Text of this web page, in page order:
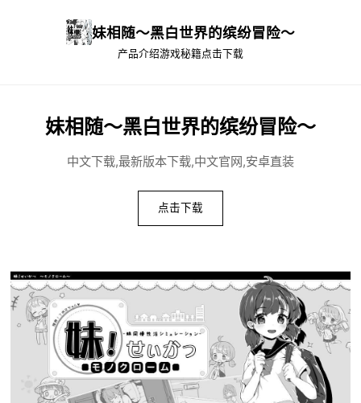
妹相随～黑白世界的缤纷冒险～
产品介绍游戏秘籍点击下载
妹相随～黑白世界的缤纷冒险～
中文下载,最新版本下载,中文官网,安卓直装
点击下载